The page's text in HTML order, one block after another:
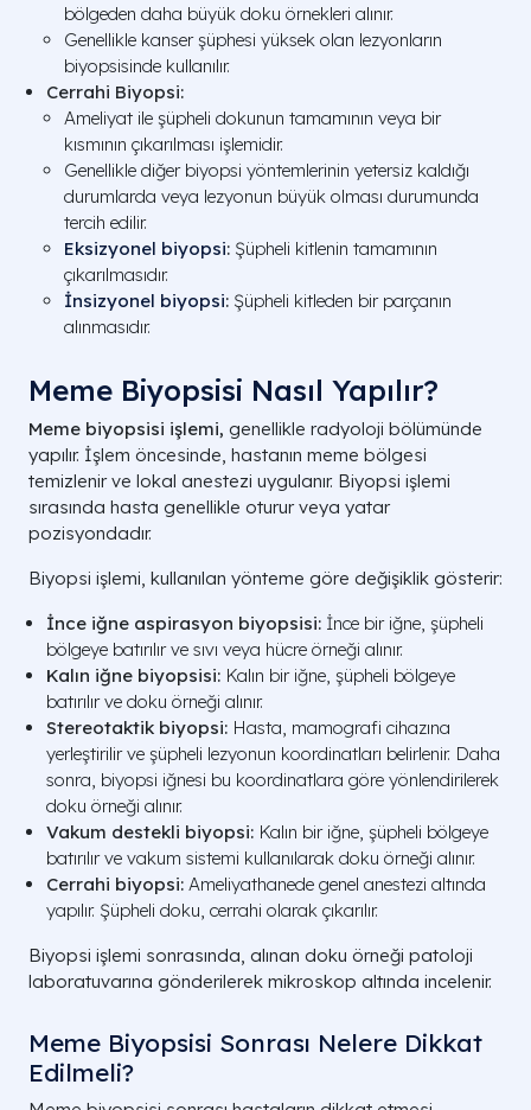
bölgeden daha büyük doku örnekleri alınır.
Genellikle kanser şüphesi yüksek olan lezyonların
biyopsisinde kullanılır.
Cerrahi Biyopsi:
Ameliyat ile şüpheli dokunun tamamının veya bir
kısmının çıkarılması işlemidir.
Genellikle diğer biyopsi yöntemlerinin yetersiz kaldığı
durumlarda veya lezyonun büyük olması durumunda
tercih edilir.
Eksizyonel biyopsi: Şüpheli kitlenin tamamının
çıkarılmasıdır.
İnsizyonel biyopsi: Şüpheli kitleden bir parçanın
alınmasıdır.
Meme Biyopsisi Nasıl Yapılır?
Meme biyopsisi işlemi, genellikle radyoloji bölümünde
yapılır. İşlem öncesinde, hastanın meme bölgesi
temizlenir ve lokal anestezi uygulanır. Biyopsi işlemi
sırasında hasta genellikle oturur veya yatar
pozisyondadır.
Biyopsi işlemi, kullanılan yönteme göre değişiklik gösterir:
İnce iğne aspirasyon biyopsisi: İnce bir iğne, şüpheli
bölgeye batırılır ve sıvı veya hücre örneği alınır.
Kalın iğne biyopsisi: Kalın bir iğne, şüpheli bölgeye
batırılır ve doku örneği alınır.
Stereotaktik biyopsi: Hasta, mamografi cihazına
yerleştirilir ve şüpheli lezyonun koordinatları belirlenir. Daha
sonra, biyopsi iğnesi bu koordinatlara göre yönlendirilerek
doku örneği alınır.
Vakum destekli biyopsi: Kalın bir iğne, şüpheli bölgeye
batırılır ve vakum sistemi kullanılarak doku örneği alınır.
Cerrahi biyopsi: Ameliyathanede genel anestezi altında
yapılır. Şüpheli doku, cerrahi olarak çıkarılır.
Biyopsi işlemi sonrasında, alınan doku örneği patoloji
laboratuvarına gönderilerek mikroskop altında incelenir.
Meme Biyopsisi Sonrası Nelere Dikkat
Edilmeli?